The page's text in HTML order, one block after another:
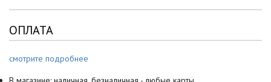
ОПЛАТА
смотрите подробнее